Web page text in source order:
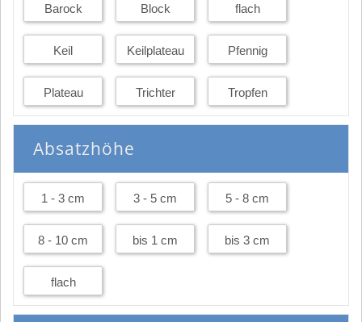
Barock Block flach
Keil Keilplateau Pfennig
Plateau Trichter Tropfen
Absatzhöhe
1 - 3 cm 3 - 5 cm 5 - 8 cm
8 - 10 cm bis 1 cm bis 3 cm
flach